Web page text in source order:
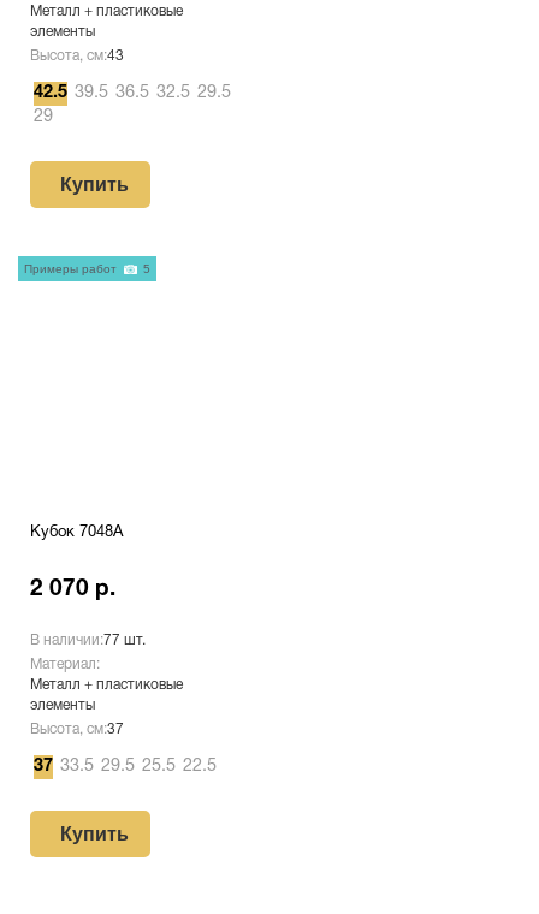
Металл + пластиковые
элементы
Высота, см:43
42.5 39.5 36.5 32.5 29.5
29
Купить
Кубок 7048A
2 070 р.
В наличии:77 шт.
Материал:
Металл + пластиковые
элементы
Высота, см:37
37 33.5 29.5 25.5 22.5
Купить
Примеры работ 5